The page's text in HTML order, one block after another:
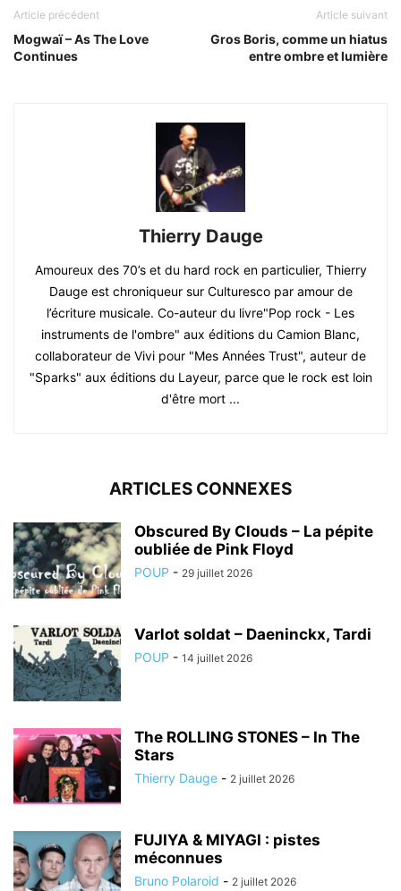
Article précédent
Mogwaï – As The Love
Continues
Article suivant
Gros Boris, comme un hiatus
entre ombre et lumière
Thierry Dauge
Amoureux des 70’s et du hard rock en particulier, Thierry
Dauge est chroniqueur sur Culturesco par amour de
l’écriture musicale. Co-auteur du livre"Pop rock - Les
instruments de l'ombre" aux éditions du Camion Blanc,
collaborateur de Vivi pour "Mes Années Trust", auteur de
"Sparks" aux éditions du Layeur, parce que le rock est loin
d'être mort ...
ARTICLES CONNEXES
Obscured By Clouds – La pépite
oubliée de Pink Floyd
POUP - 29 juillet 2026
Varlot soldat – Daeninckx, Tardi
POUP - 14 juillet 2026
The ROLLING STONES – In The
Stars
Thierry Dauge - 2 juillet 2026
FUJIYA & MIYAGI : pistes
méconnues
Bruno Polaroid - 2 juillet 2026